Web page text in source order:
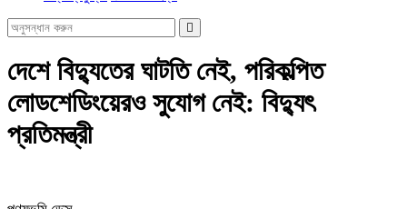
দেশে বিদ্যুতের ঘাটতি নেই, পরিকল্পিত
লোডশেডিংয়েরও সুযোগ নেই: বিদ্যুৎ
প্রতিমন্ত্রী